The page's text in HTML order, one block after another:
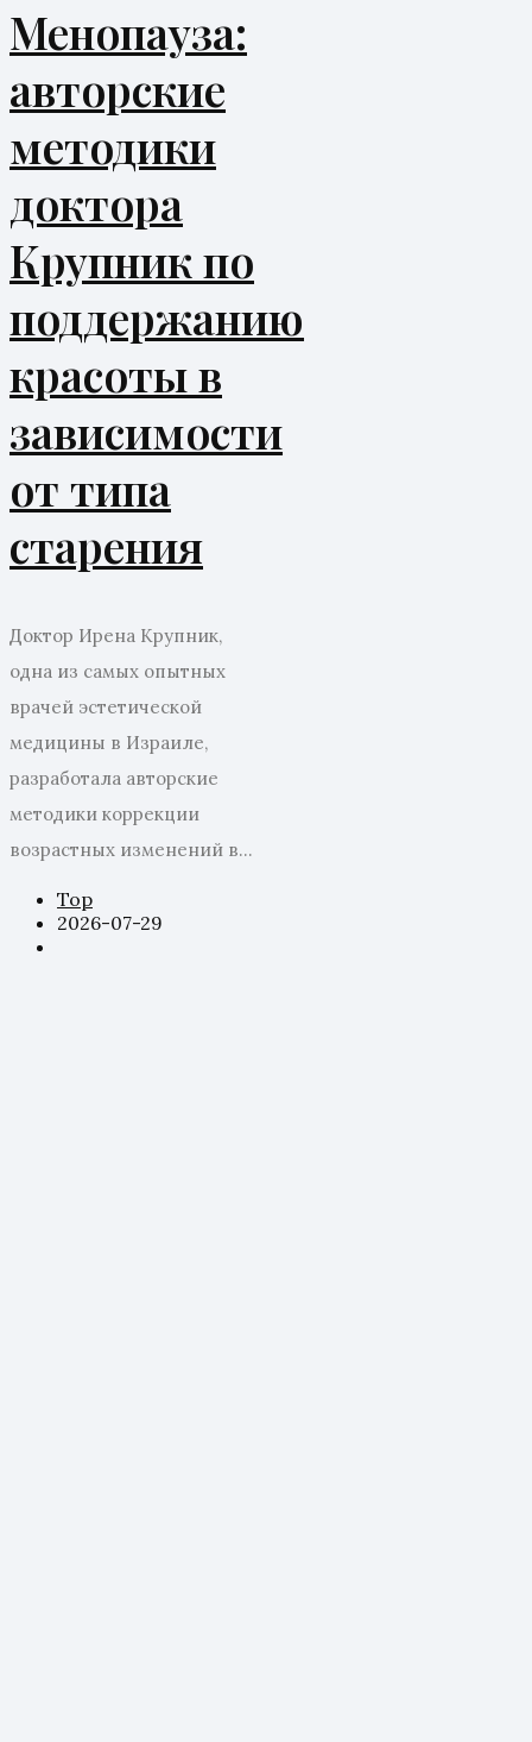
Менопауза:
авторские
методики
доктора
Крупник по
поддержанию
красоты в
зависимости
от типа
старения
Доктор Ирена Крупник,
одна из самых опытных
врачей эстетической
медицины в Израиле,
разработала авторские
методики коррекции
возрастных изменений в...
Top
2026-07-29